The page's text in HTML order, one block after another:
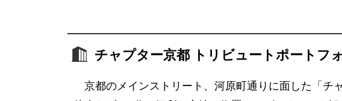
チャプター京都 トリビュートポートフ
京都のメインストリート、河原町通りに面した「チ